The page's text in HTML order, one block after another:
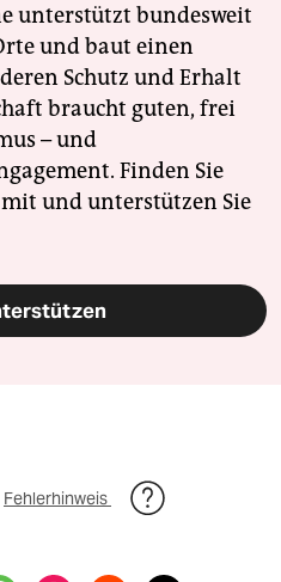
unterstützt bundesweit
und baut einen
Schutz und Erhalt
braucht guten, frei
– und
Finden Sie
mit und unterstützen Sie
Fehlerhinweis